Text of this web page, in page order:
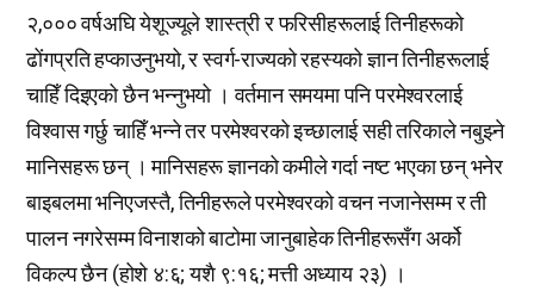
२,००० वर्षअघि येशूज्यूले शास्त्री र फरिसीहरूलाई तिनीहरूको
ढोंगप्रति हप्काउनुभयो, र स्वर्ग-राज्यको रहस्यको ज्ञान तिनीहरूलाई
चाहिँ दिइएको छैन भन्नुभयो । वर्तमान समयमा पनि परमेश्वरलाई
विश्वास गर्छु चाहिँ भन्ने तर परमेश्वरको इच्छालाई सही तरिकाले नबुझ्ने
मानिसहरू छन् । मानिसहरू ज्ञानको कमीले गर्दा नष्ट भएका छन् भनेर
बाइबलमा भनिएजस्तै, तिनीहरूले परमेश्वरको वचन नजानेसम्म र ती
पालन नगरेसम्म विनाशको बाटोमा जानुबाहेक तिनीहरूसँग अर्को
विकल्प छैन (होशे ४:६; यशै ९:१६; मत्ती अध्याय २३) ।